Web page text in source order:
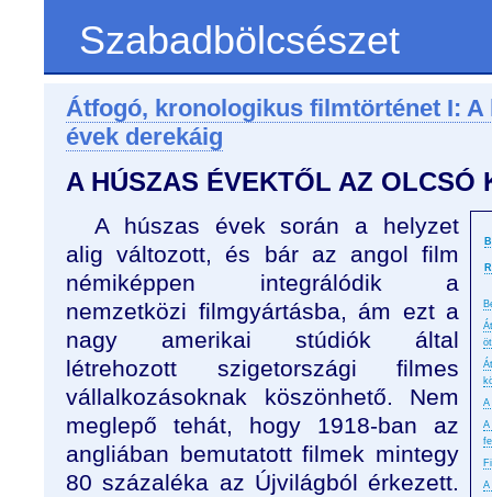
Szabadbölcsészet
Átfogó, kronologikus filmtörténet I: A
évek derekáig
A HÚSZAS ÉVEKTŐL AZ OLCSÓ
A
A
A
A húszas évek során a helyzet
alig változott, és bár az angol film
némiképpen integrálódik a
nemzetközi filmgyártásba, ám ezt a
nagy amerikai stúdiók által
létrehozott szigetországi filmes
vállalkozásoknak köszönhető. Nem
meglepő tehát, hogy 1918-ban az
angliában bemutatott filmek mintegy
80 százaléka az Újvilágból érkezett.